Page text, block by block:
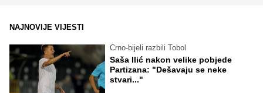
NAJNOVIJE VIJESTI
Crno-bijeli razbili Tobol
Saša Ilić nakon velike pobjede
Partizana: "Dešavaju se neke
stvari..."